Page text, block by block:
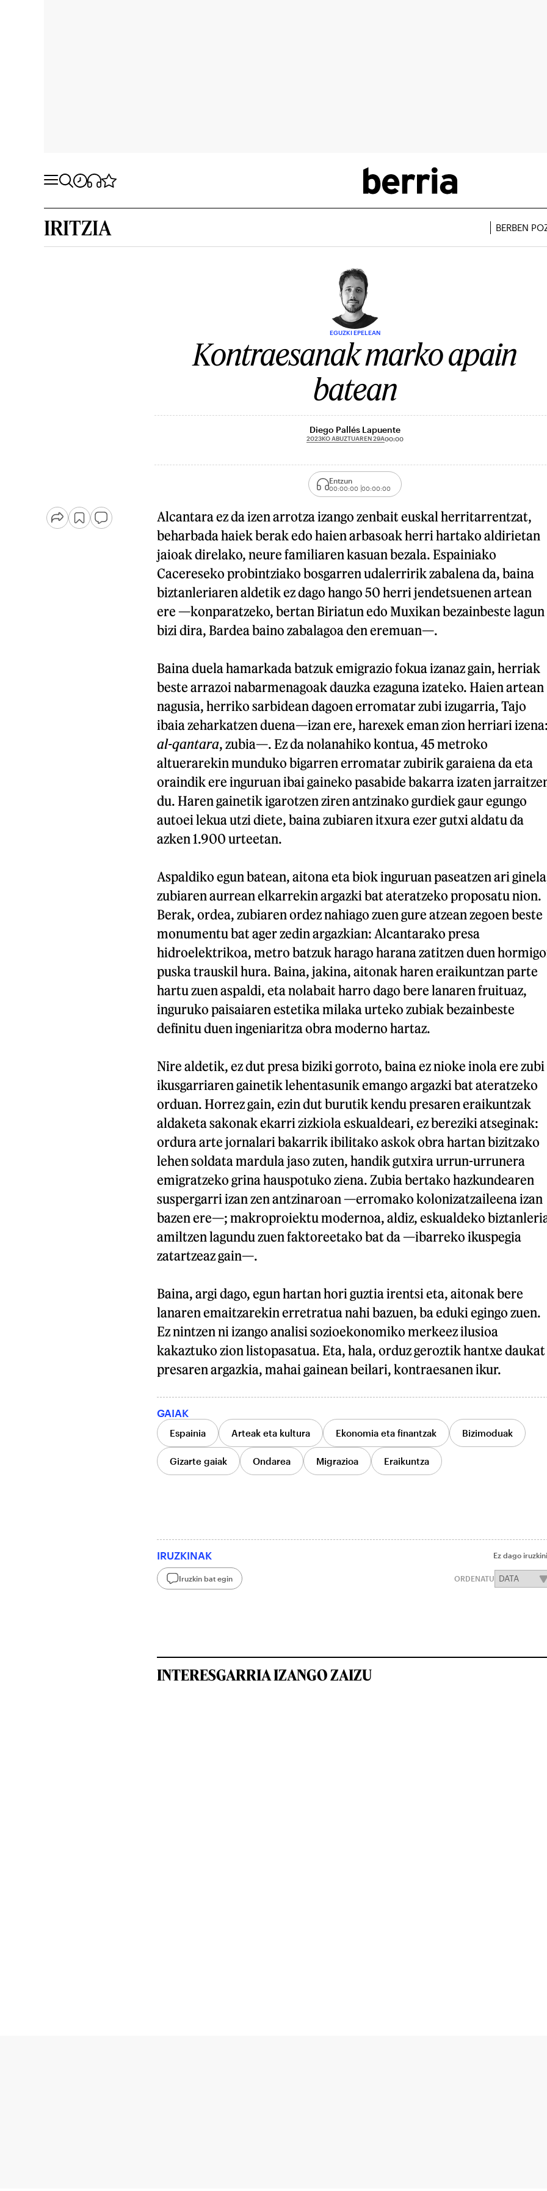
IRITZIA BERBEN
EGUZKI EPELEAN
Kontraesanak marko apain
batean
Diego Pallés Lapuente
2023KO ABUZTUAREN 29A00:00
Entzun
00:00:00 00:00:00
Alcantara ez da izen arrotza izango zenbait euskal herritarrentzat,
beharbada haiek berak edo haien arbasoak herri hartako aldirietan
jaioak direlako, neure familiaren kasuan bezala. Espainiako
Cacereseko probintziako bosgarren udalerririk zabalena da, baina
biztanleriaren aldetik ez dago hango 50 herri jendetsuenen artean
ere —konparatzeko, bertan Biriatun edo Muxikan bezainbeste lagun
bizi dira, Bardea baino zabalagoa den eremuan—.
Baina duela hamarkada batzuk emigrazio fokua izanaz gain, herriak
beste arrazoi nabarmenagoak dauzka ezaguna izateko. Haien artean
nagusia, herriko sarbidean dagoen erromatar zubi izugarria, Tajo
ibaia zeharkatzen duena—izan ere, harexek eman zion herriari
al-qantara, zubia—. Ez da nolanahiko kontua, 45 metroko
altuerarekin munduko bigarren erromatar zubirik garaiena da eta
oraindik ere inguruan ibai gaineko pasabide bakarra izaten
du. Haren gainetik igarotzen ziren antzinako gurdiek gaur egungo
autoei lekua utzi diete, baina zubiaren itxura ezer gutxi aldatu da
azken 1.900 urteetan.
Aspaldiko egun batean, aitona eta biok inguruan paseatzen ari
zubiaren aurrean elkarrekin argazki bat ateratzeko proposatu nion.
Berak, ordea, zubiaren ordez nahiago zuen gure atzean zegoen beste
monumentu bat ager zedin argazkian: Alcantarako presa
hidroelektrikoa, metro batzuk harago harana zatitzen duen
puska trauskil hura. Baina, jakina, aitonak haren eraikuntzan parte
hartu zuen aspaldi, eta nolabait harro dago bere lanaren fruituaz,
inguruko paisaiaren estetika milaka urteko zubiak bezainbeste
definitu duen ingeniaritza obra moderno hartaz.
Nire aldetik, ez dut presa biziki gorroto, baina ez nioke inola ere zubi
ikusgarriaren gainetik lehentasunik emango argazki bat ateratzeko
orduan. Horrez gain, ezin dut burutik kendu presaren eraikuntzak
aldaketa sakonak ekarri zizkiola eskualdeari, ez bereziki atseginak:
ordura arte jornalari bakarrik ibilitako askok obra hartan bizitzako
lehen soldata mardula jaso zuten, handik gutxira urrun-urrunera
emigratzeko grina hauspotuko ziena. Zubia bertako hazkundearen
suspergarri izan zen antzinaroan —erromako kolonizatzaileena izan
bazen ere—; makroproiektu modernoa, aldiz, eskualdeko
amiltzen lagundu zuen faktoreetako bat da —ibarreko ikuspegia
zatartzeaz gain—.
Baina, argi dago, egun hartan hori guztia irentsi eta, aitonak bere
lanaren emaitzarekin erretratua nahi bazuen, ba eduki egingo zuen.
Ez nintzen ni izango analisi sozioekonomiko merkeez ilusioa
kakaztuko zion listopasatua. Eta, hala, orduz geroztik hantxe daukat
presaren argazkia, mahai gainean beilari, kontraesanen ikur.
GAIAK
Espainia Arteak eta kultura Ekonomia eta finantzak Bizimoduak
Gizarte gaiak Ondarea Migrazioa Eraikuntza
IRUZKINAK Ez dago
Iruzkin bat egin ORDENATU
INTERESGARRIA IZANGO ZAIZU